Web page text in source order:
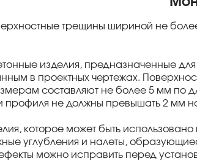
трещины шириной не
изделия, предназначенные
в проектных чертежах.
составляют не более 5 мм по
профиля не должны превышать 2 мм
которое может быть
углубления и налеты,
можно исправить перед